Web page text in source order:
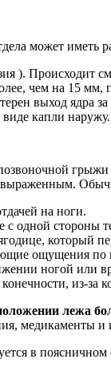
может иметь
). Происходит
чем на 15 мм,
выход ядра
виде капли
на ноги.
с одной стороны
который
ощущения по
ногой или
из-за
лежа
медикаменты
в